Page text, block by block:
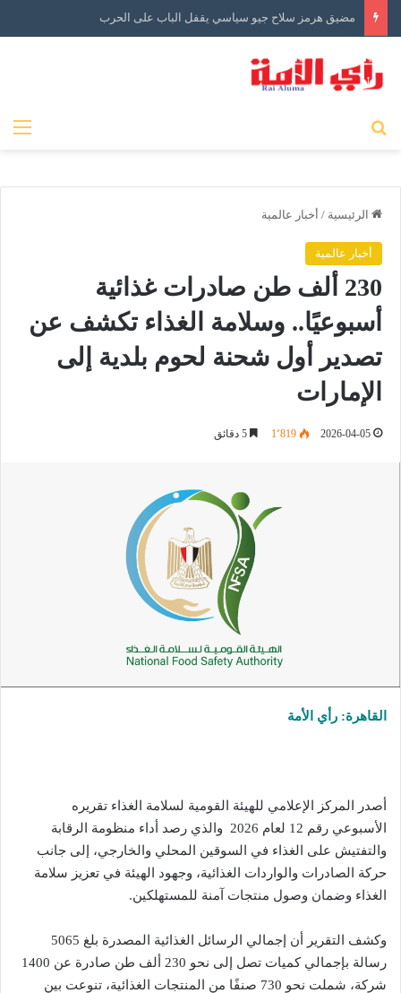
مضيق هرمز سلاح جيو سياسي يقفل الباب على الحرب
الرئيسية / أخبار عالمية
أخبار عالمية
230 ألف طن صادرات غذائية
أسبوعيًا.. وسلامة الغذاء تكشف عن
تصدير أول شحنة لحوم بلدية إلى
الإمارات
2026-04-05 1٬819
القاهرة: رأي الأمة
أصدر المركز الإعلامي للهيئة القومية لسلامة الغذاء تقريره
الأسبوعي رقم 12 لعام 2026 والذي رصد أداء منظومة الرقابة
والتفتيش على الغذاء في السوقين المحلي والخارجي، إلى جانب
حركة الصادرات والواردات الغذائية، وجهود الهيئة في تعزيز سلامة
الغذاء وضمان وصول منتجات آمنة للمستهلكين.
وكشف التقرير أن إجمالي الرسائل الغذائية المصدرة بلغ 5065
رسالة بإجمالي كميات تصل إلى نحو 230 ألف طن صادرة عن 1400
شركة، شملت نحو 730 صنفًا من المنتجات الغذائية، تنوعت بين